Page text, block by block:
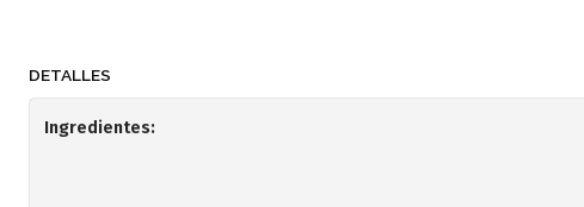
DETALLES
Ingredientes: